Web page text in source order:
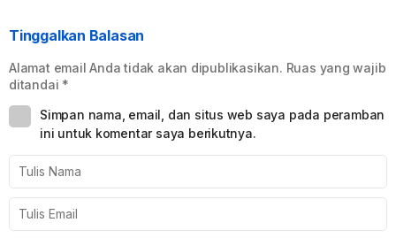
Tinggalkan Balasan
Alamat email Anda tidak akan dipublikasikan. Ruas yang wajib
ditandai *
Simpan nama, email, dan situs web saya pada peramban
ini untuk komentar saya berikutnya.